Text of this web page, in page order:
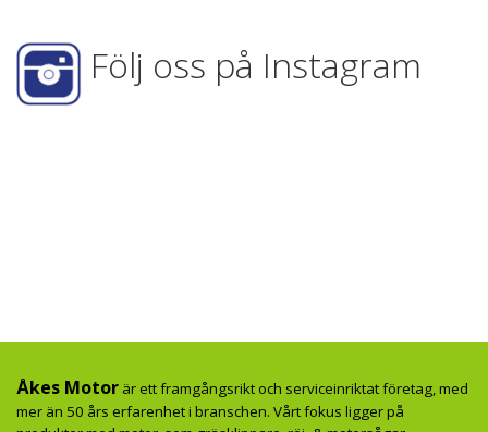
Följ oss på Instagram
Åkes Motor är ett framgångsrikt och serviceinriktat företag, med
mer än 50 års erfarenhet i branschen. Vårt fokus ligger på